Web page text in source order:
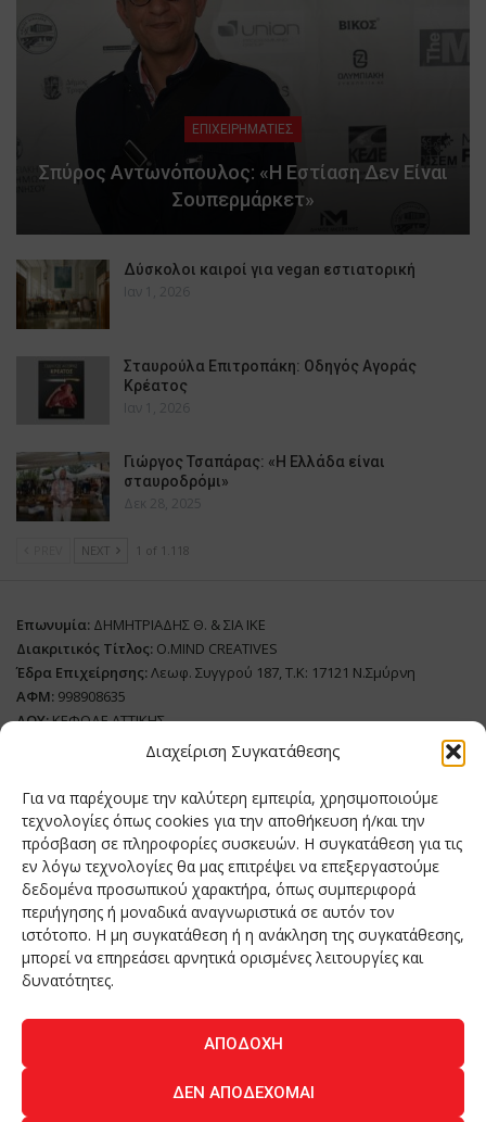
Διαχείριση Συγκατάθεσης
Για να παρέχουμε την καλύτερη εμπειρία, χρησιμοποιούμε
τεχνολογίες όπως cookies για την αποθήκευση ή/και την
πρόσβαση σε πληροφορίες συσκευών. Η συγκατάθεση για τις
εν λόγω τεχνολογίες θα μας επιτρέψει να επεξεργαστούμε
δεδομένα προσωπικού χαρακτήρα, όπως συμπεριφορά
περιήγησης ή μοναδικά αναγνωριστικά σε αυτόν τον
ιστότοπο. Η μη συγκατάθεση ή η ανάκληση της συγκατάθεσης,
μπορεί να επηρεάσει αρνητικά ορισμένες λειτουργίες και
δυνατότητες.
ΑΠΟΔΟΧΉ
ΔΕΝ ΑΠΟΔΈΧΟΜΑΙ
ΕΠΙΧΕΙΡΗΜΑΤΙΕΣ
Σπύρος Αντωνόπουλος: «Η Εστίαση Δεν Είναι
Σουπερμάρκετ»
Δύσκολοι καιροί για vegan εστιατορική
Ιαν 1, 2026
Σταυρούλα Επιτροπάκη: Οδηγός Αγοράς
Κρέατος
Ιαν 1, 2026
Γιώργος Τσαπάρας: «Η Ελλάδα είναι
σταυροδρόμι»
Δεκ 28, 2025
NEXT 1 of 1.118
Επωνυμία: ΔΗΜΗΤΡΙΑΔΗΣ Θ. & ΣΙΑ ΙΚΕ
Διακριτικός Τίτλος: O.MIND CREATIVES
Έδρα Επιχείρησης:Λεωφ. Συγγρού 187, Τ.Κ: 17121 Ν.Σμύρνη
ΑΦΜ: 998908635
ΔΟΥ:ΚΕΦΟΔΕ ΑΤΤΙΚΗΣ
Όνομα Ιδιοκτήτη και Νόμιμο Πρόσωπο: Θεόδωρος Δημητριάδης
Διευθυντής Σύνταξης:Ευθυμιάτου Μαίρη
Domain:grillmagazine.gr
Δικαιούχος Domain:Θεόδωρος Δημητριάδης
Διευθυντής:Θεόδωρος Δημητριάδης
Διαχειριστής:Θεόδωρος Δημητριάδης
Δήλωση Συμμόρφωσης
Αριθμός Πιστοποίησης Μ.Η.Τ.: 242276
ΑΝΘΡΩΠΟΙ
ΠΕΡΙΟΔΙΚΟ ΕΠΙΚΟΙΝΩΝΙΑ